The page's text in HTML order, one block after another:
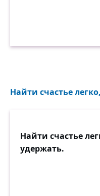
Найти счастье
Найти счастье
удержать.